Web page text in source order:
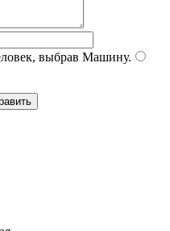
выбрав Машину.